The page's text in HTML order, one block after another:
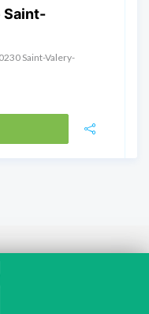
Saint-
Saint-Valery-